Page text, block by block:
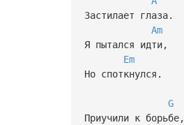
Застилает глаза.
Am
Я пытался идти,
Em
Но споткнулся.
G
Приучили к борьбе,